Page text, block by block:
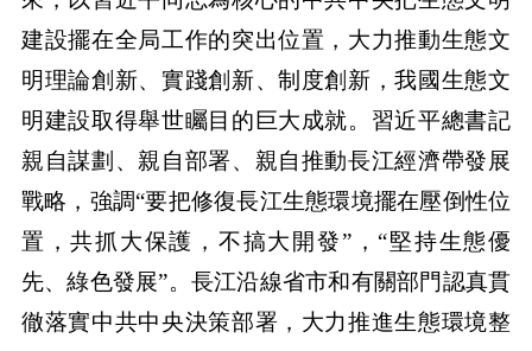
建設擺在全局工作的突出位置，大力推動生態文
明理論創新、實踐創新、制度創新，我國生態文
明建設取得舉世矚目的巨大成就。習近平總書記
親自謀劃、親自部署、親自推動長江經濟帶發展
戰略，強調“要把修復長江生態環境擺在壓倒性位
置，共抓大保護，不搞大開發”，“堅持生態優
先、綠色發展”。長江沿線省市和有關部門認真貫
徹落實中共中央決策部署，大力推進生態環境整